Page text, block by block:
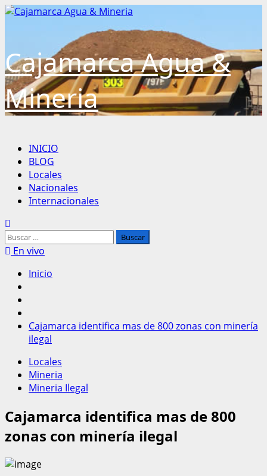
Cajamarca Agua &
Mineria
INICIO
BLOG
Locales
Nacionales
Internacionales
En vivo
Inicio
Cajamarca identifica mas de 800 zonas con minería
ilegal
Locales
Mineria
Mineria Ilegal
Cajamarca identifica mas de 800
zonas con minería ilegal